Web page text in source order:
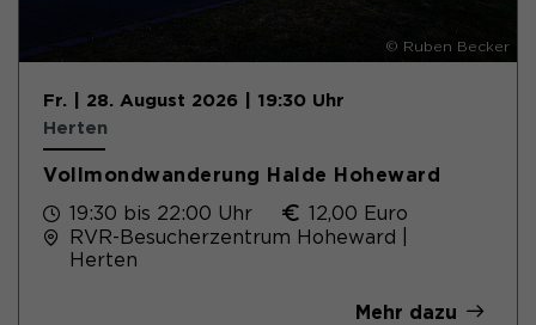
© Ruben Becker
Fr. | 28. August 2026 | 19:30 Uhr
Herten
Vollmondwanderung Halde Hoheward
19:30 bis 22:00 Uhr
12,00 Euro
RVR-Besucherzentrum Hoheward |
Herten
Mehr dazu